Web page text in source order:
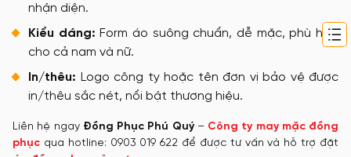
nhận diện.
Kiểu dáng: Form áo suông chuẩn, dễ mặc, phù hợp
cho cả nam và nữ.
In/thêu: Logo công ty hoặc tên đơn vị bảo vệ được
in/thêu sắc nét, nổi bật thương hiệu.
Liên hệ ngay Đồng Phục Phú Quý– Công ty may mặc đồng
phục qua hotline: 0903 019 622 để được tư vấn và hỗ trợ đặt